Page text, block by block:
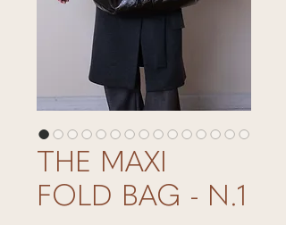
THE MAXI
FOLD BAG - N.1